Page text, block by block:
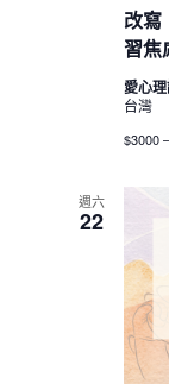
改寫
習焦
愛心
台灣
$3000
週六
22